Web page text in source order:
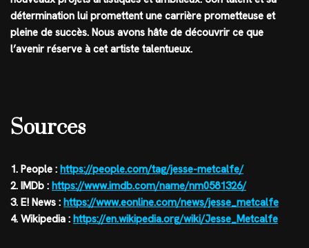
détermination lui promettent une carrière prometteuse et
pleine de succès. Nous avons hâte de découvrir ce que
l’avenir réserve à cet artiste talentueux.
Sources
1. People : https://people.com/tag/jesse-metcalfe/
2. IMDb : https://www.imdb.com/name/nm0581326/
3. E! News : https://www.eonline.com/news/jesse_metcalfe
4. Wikipedia : https://en.wikipedia.org/wiki/Jesse_Metcalfe